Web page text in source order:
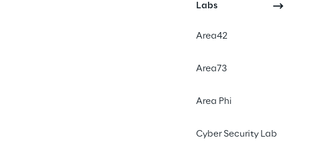
Labs
Area42
Area73
Area Phi
Cyber Security Lab